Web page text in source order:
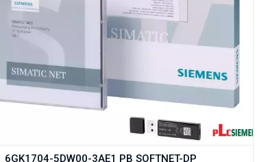
6GK1704-5DW00-3AE1 PB SOFTNET-DP